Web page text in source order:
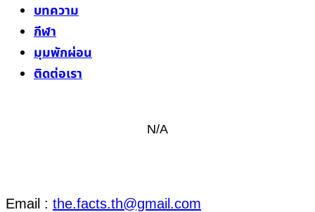
บทความ
กีฬา
มุมพักผ่อน
ติดต่อเรา
N/A
Email : the.facts.th@gmail.com